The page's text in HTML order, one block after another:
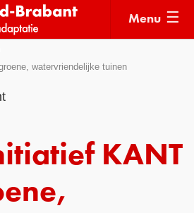
Menu
watervriendelijke tuinen
KANT
Kennisdossiers
Voorbeelden